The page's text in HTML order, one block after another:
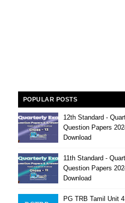
POPULAR POSTS
12th Standard -
Question Papers
Download
11th Standard -
Question Papers
Download
PG TRB Tamil Unit